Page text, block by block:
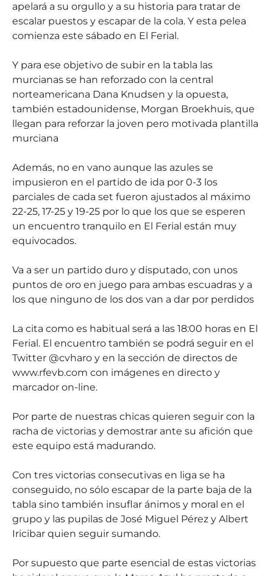
apelará a su orgullo y a su historia para tratar de
escalar puestos y escapar de la cola. Y esta pelea
comienza este sábado en El Ferial.
Y para ese objetivo de subir en la tabla las
murcianas se han reforzado con la central
norteamericana Dana Knudsen y la opuesta,
también estadounidense, Morgan Broekhuis, que
llegan para reforzar la joven pero motivada plantilla
murciana
Además, no en vano aunque las azules se
impusieron en el partido de ida por 0-3 los
parciales de cada set fueron ajustados al máximo
22-25, 17-25 y 19-25 por lo que los que se esperen
un encuentro tranquilo en El Ferial están muy
equivocados.
Va a ser un partido duro y disputado, con unos
puntos de oro en juego para ambas escuadras y a
los que ninguno de los dos van a dar por perdidos
La cita como es habitual será a las 18:00 horas en El
Ferial. El encuentro también se podrá seguir en el
Twitter @cvharo y en la sección de directos de
www.rfevb.com con imágenes en directo y
marcador on-line.
Por parte de nuestras chicas quieren seguir con la
racha de victorias y demostrar ante su afición que
este equipo está madurando.
Con tres victorias consecutivas en liga se ha
conseguido, no sólo escapar de la parte baja de la
tabla sino también insuflar ánimos y moral en el
grupo y las pupilas de José Miguel Pérez y Albert
Iricibar quien seguir sumando.
Por supuesto que parte esencial de estas victorias